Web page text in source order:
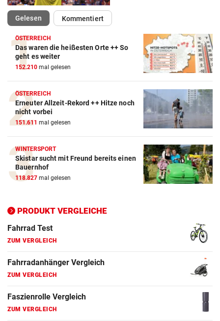
Gelesen(ausgewählt)Kommentiert
ÖSTERREICH
Das waren die heißesten Orte ++ So
geht es weiter
152.210 mal gelesen
ÖSTERREICH
Erneuter Allzeit-Rekord ++ Hitze noch
nicht vorbei
151.611 mal gelesen
WINTERSPORT
Skistar sucht mit Freund bereits einen
Bauernhof
118.827 mal gelesen
PRODUKT VERGLEICHE
Action-Cam Vergleich
ZUM VERGLEICH
ZUM VERGLEICH
Elektro-Scooter Vergleich
Ergometer Vergleich